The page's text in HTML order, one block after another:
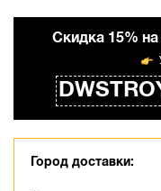
Cкидка 15%
Город доставки: